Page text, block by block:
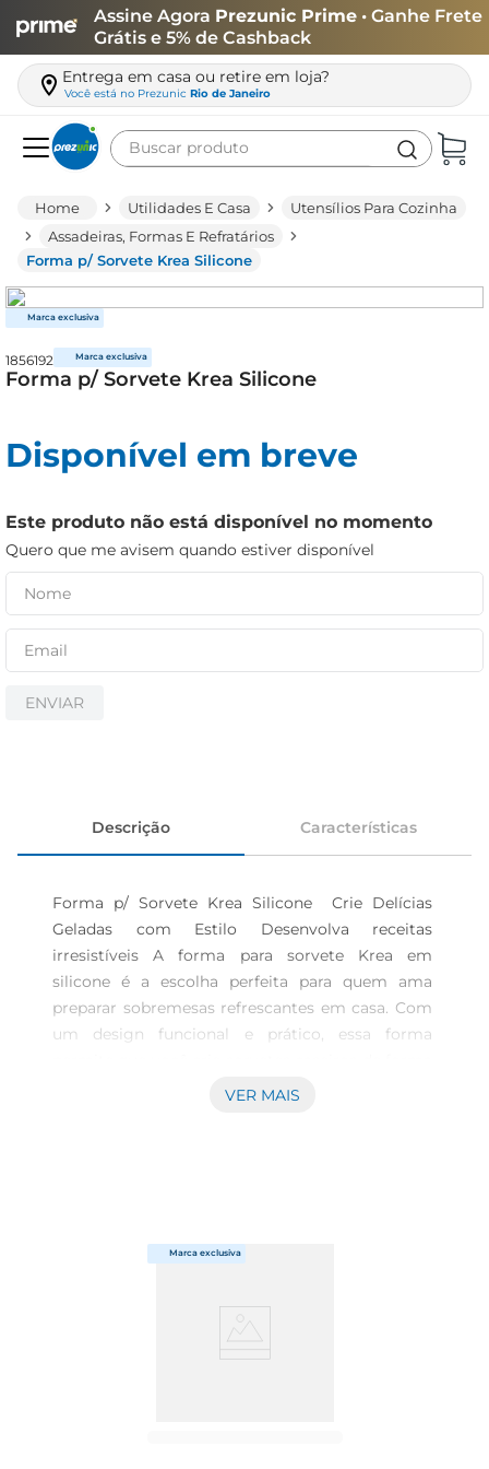
Assine Agora Prezunic Prime • Ganhe Frete
Grátis e 5% de Cashback
Entrega em casa ou retire em loja?
Você está no Prezunic Rio de Janeiro
Buscar produto
Utilidades E Casa
Utensílios Para Cozinha
Assadeiras, Formas E Refratários
Forma p/ Sorvete Krea Silicone
1856192
Forma p/ Sorvete Krea Silicone
Disponível em breve
Este produto não está disponível no momento
Quero que me avisem quando estiver disponível
ENVIAR
Descrição Características
Forma p/ Sorvete Krea Silicone  Crie Delícias
Geladas com Estilo Desenvolva receitas
irresistíveis A forma para sorvete Krea em
silicone é a escolha perfeita para quem ama
preparar sobremesas refrescantes em casa. Com
um design funcional e prático, essa forma
fácil e divertida. Ideal para todas as idades, ela
sustentabilidade, facilitando na hora de
desenformar as delícias geladas. Com um
com facilidade, garantindo que cada porção
VER MAIS
leite
arroz
biscoito
iogurte
papel higiênico